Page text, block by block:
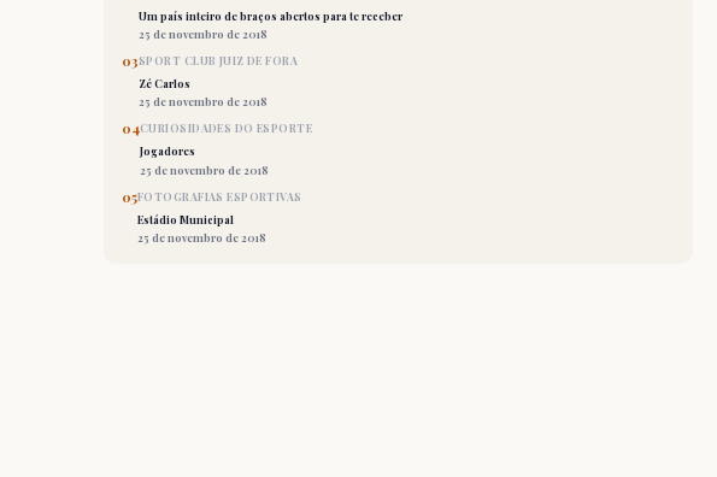
Um país inteiro de braços abertos para te receber
25 de novembro de 2018
03SPORT CLUB JUIZ DE FORA
Zé Carlos
25 de novembro de 2018
04CURIOSIDADES DO ESPORTE
Jogadores
25 de novembro de 2018
05FOTOGRAFIAS ESPORTIVAS
Estádio Municipal
25 de novembro de 2018